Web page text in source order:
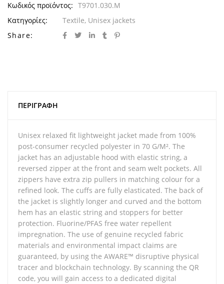
Κωδικός προϊόντος: T9701.030.M
Κατηγορίες:
Textile, Unisex jackets
Share:
ΠΕΡΙΓΡΑΦΉ
Unisex relaxed fit lightweight jacket made from 100%
post-consumer recycled polyester in 70 G/M². The
jacket has an adjustable hood with elastic string, a
reversed zipper at the front and seam welt pockets. All
zippers have extra zip pullers in matching colour for a
refined look. The cuffs are fully elasticated. The back of
the jacket is slightly longer and curved and the bottom
hem has an elastic string and stoppers for better
protection. Fluorine/PFAS free water repellent
impregnation. The use of genuine recycled fabric
materials and environmental impact claims are
guaranteed, by using the AWARE™ disruptive physical
tracer and blockchain technology. By scanning the QR
code, you will gain access to a dedicated digital